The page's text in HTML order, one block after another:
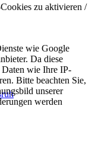
zu aktivieren /
wie Google
Da diese
Daten wie Ihre IP-
Bitte beachten Sie,
unserer
werden